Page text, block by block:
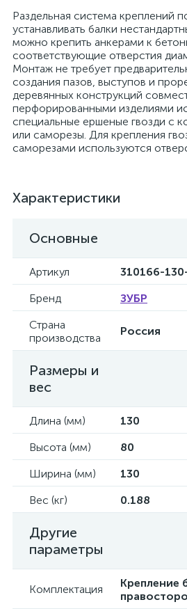
Раздельная система креплений
устанавливать балки
можно крепить анкерами к
соответствующие отверстия
Монтаж не требует
создания пазов, выступов и
деревянных конструкций
перфорированными изделиями
специальные ершеные гвозди с
или саморезы. Для крепления
саморезами используются
Характеристики
Основные
Артикул
310166-
Бренд
ЗУБР
Страна
производства
Россия
Размеры и
вес
Длина (мм)
130
Высота (мм)
80
Ширина (мм)
130
Вес (кг)
0.188
Другие
параметры
Комплектация
Крепление